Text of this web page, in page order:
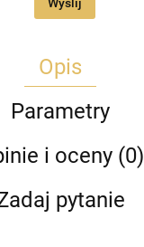
Wyślij
Opis
Parametry
i oceny (0)
pytanie